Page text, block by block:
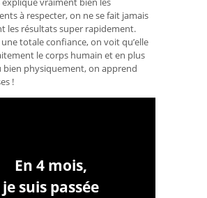
à respecter, on ne se fait jamais
les résultats super rapidement.
totale confiance, on voit qu’elle
le corps humain et en plus
bien physiquement, on apprend
!
En 4 mois,
je suis passée